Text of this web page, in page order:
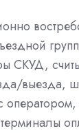
СКУД,
выезда,
оператором,